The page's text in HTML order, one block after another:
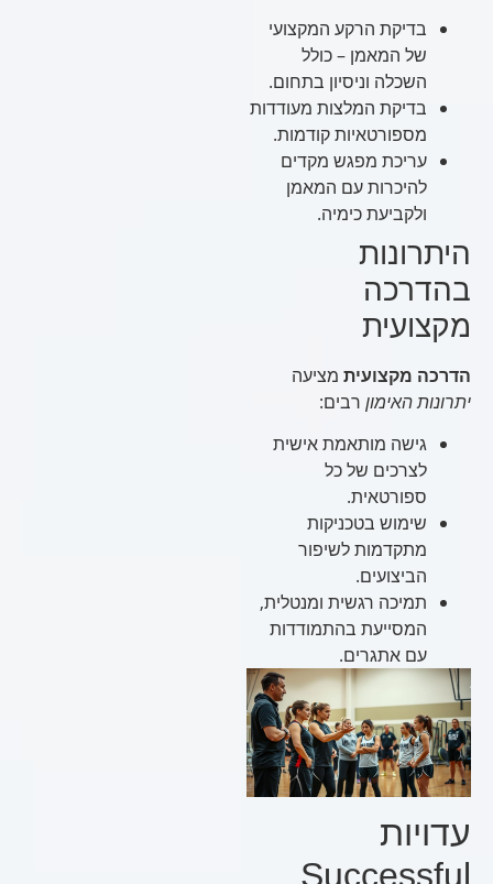
בדיקת הרקע המקצועי
של המאמן – כולל
השכלה וניסיון בתחום.
בדיקת המלצות מעודדות
מספורטאיות קודמות.
עריכת מפגש מקדים
להיכרות עם המאמן
ולקביעת כימיה.
היתרונות
בהדרכה
מקצועית
הדרכה מקצועיתמציעה
יתרונות האימוןרבים:
גישה מותאמת אישית
לצרכים של כל
ספורטאית.
שימוש בטכניקות
מתקדמות לשיפור
הביצועים.
תמיכה רגשית ומנטלית,
המסייעת בהתמודדות
עם אתגרים.
עדויות
Successful